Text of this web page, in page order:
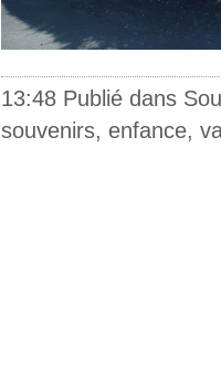
13:48 Publié dans
souvenirs, enfance,